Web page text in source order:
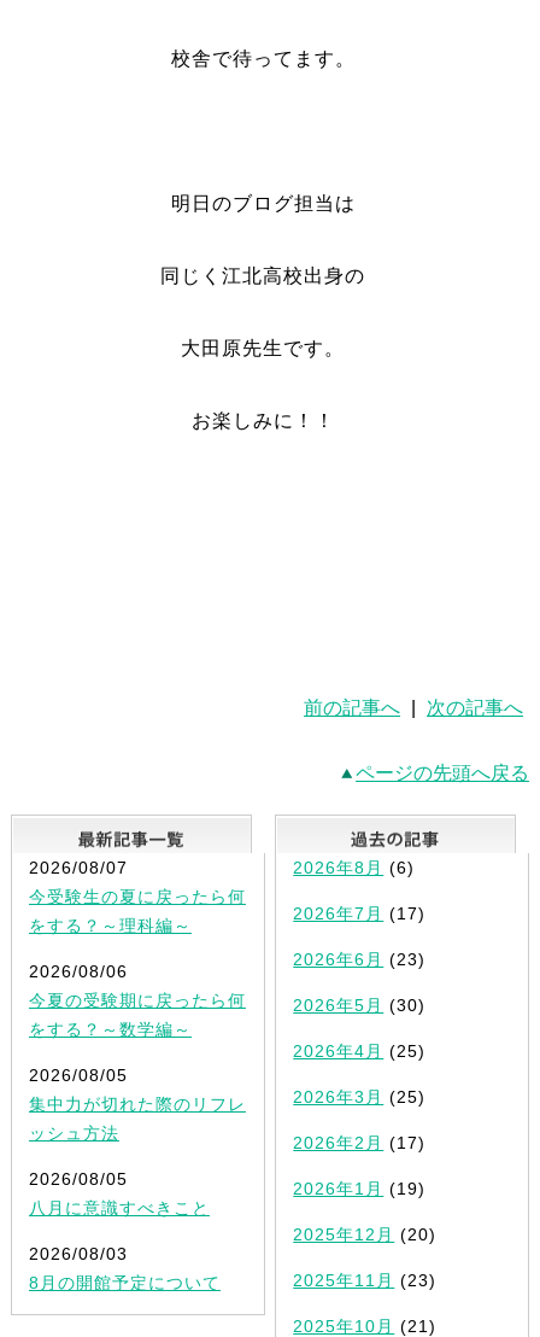
校舎で待ってます。
明日のブログ担当は
同じく江北高校出身の
大田原先生です。
お楽しみに！！
前の記事へ 次の記事へ
ページの先頭へ戻る
最新記事一覧
2026/08/07
今受験生の夏に戻ったら何
をする？～理科編～
2026/08/06
今夏の受験期に戻ったら何
をする？～数学編～
2026/08/05
集中力が切れた際のリフレ
ッシュ方法
2026/08/05
八月に意識すべきこと
2026/08/03
8月の開館予定について
2026年8月 (6)
2026年7月 (17)
2026年6月 (23)
2026年5月 (30)
2026年4月 (25)
2026年3月 (25)
2026年2月 (17)
2026年1月 (19)
2025年12月 (20)
2025年11月 (23)
2025年10月 (21)